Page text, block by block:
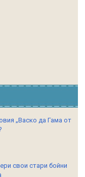
„Васко да Гама от
свои стари бойни